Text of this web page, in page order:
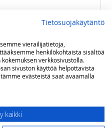
Tietosuojakäytäntö
vierailijatietoja,
henkilökohtaista sisältöä
verkkosivustolla.
sivuston käyttöä helpottavista
evästeistä saat avaamalla
kaikki